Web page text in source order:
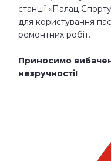
станції «Палац
для користування
ремонтних робіт.
Приносимо
незручності!